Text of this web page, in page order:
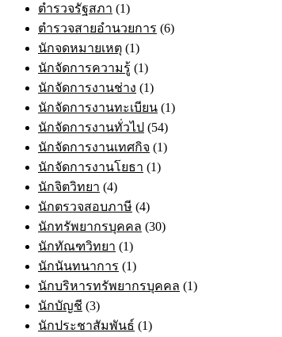
ตำรวจรัฐสภา (1)
ตำรวจสายอำนวยการ (6)
นักจดหมายเหตุ (1)
นักจัดการความรู้ (1)
นักจัดการงานช่าง (1)
นักจัดการงานทะเบียน (1)
นักจัดการงานทั่วไป (54)
นักจัดการงานเทศกิจ (1)
นักจัดการงานโยธา (1)
นักจิตวิทยา (4)
นักตรวจสอบภาษี (4)
นักทรัพยากรบุคคล (30)
นักทัณฑวิทยา (1)
นักนันทนาการ (1)
นักบริหารทรัพยากรบุคคล (1)
นักบัญชี (3)
นักประชาสัมพันธ์ (1)